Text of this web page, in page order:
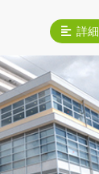
詳細